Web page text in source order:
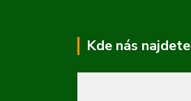
Kde nás najdete